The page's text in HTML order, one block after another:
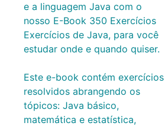
e a linguagem Java com o
nosso E-Book 350 Exercícios
Exercícios de Java, para você
estudar onde e quando quiser.
Este e-book contém exercícios
resolvidos abrangendo os
tópicos: Java básico,
matemática e estatística,